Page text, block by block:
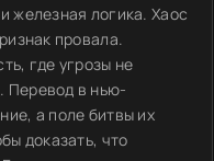
железная логика. Хаос
провала.
где угрозы не
Перевод в нью-
а поле битвы их
доказать, что